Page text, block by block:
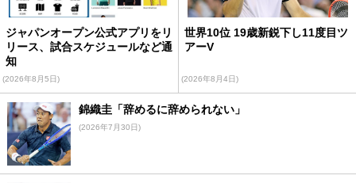
ジャパンオープン公式アプリをリ
リース、試合スケジュールなど通
知
(2026年8月5日)
世界10位 19歳新鋭下し11度目ツ
アーV
(2026年8月4日)
錦織圭「辞めるに辞められない」
(2026年7月30日)